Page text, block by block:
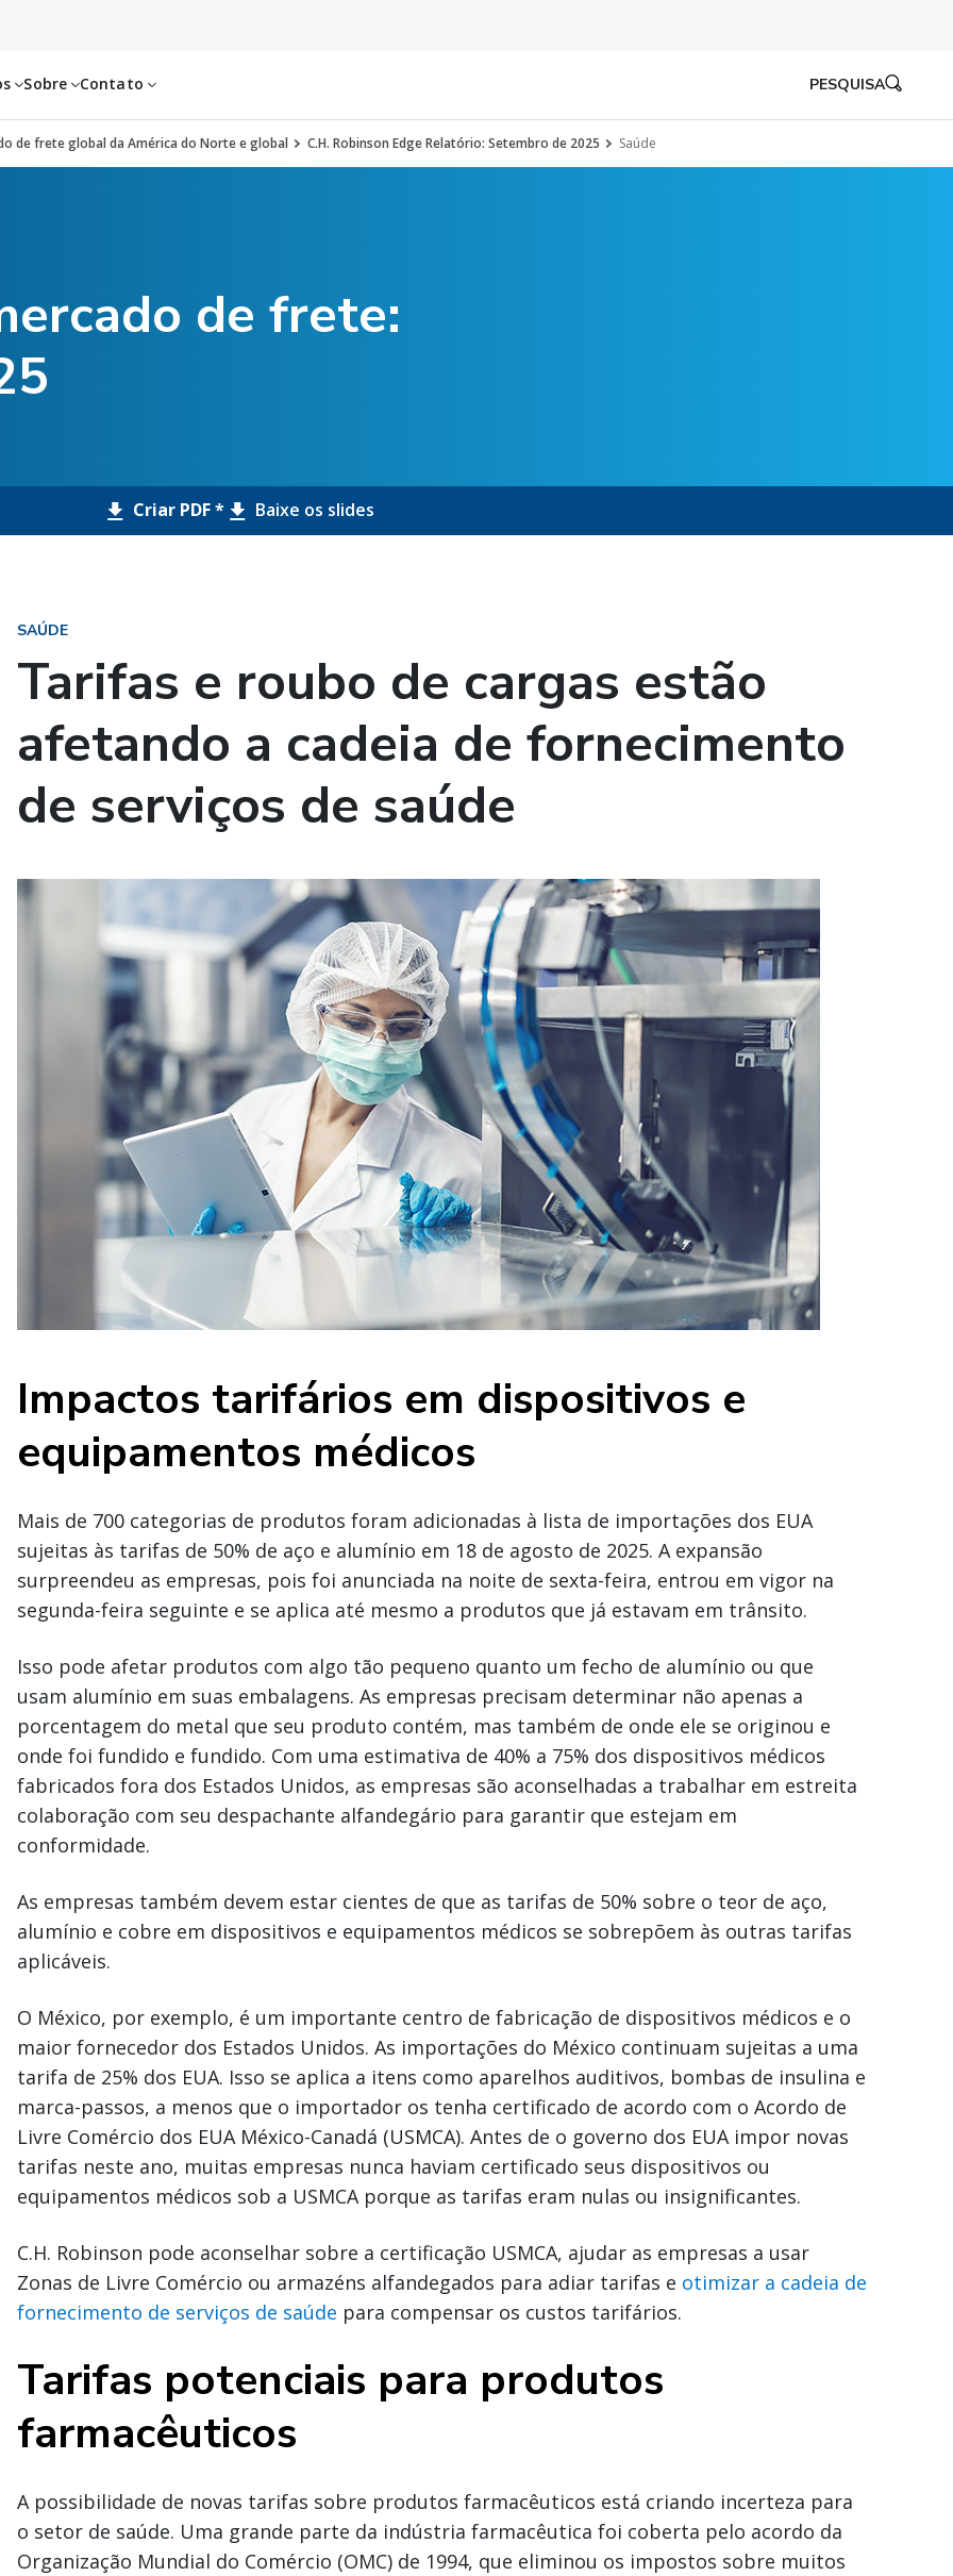
Sobre Contato PESQUISA
de frete global da América do Norte e global C.H. Robinson Edge Relatório: Setembro de 2025 Saúde
de frete:
Criar PDF * Baixe os slides
SAÚDE
Tarifas e roubo de cargas estão
afetando a cadeia de fornecimento
de serviços de saúde
Impactos tarifários em dispositivos e
equipamentos médicos
Mais de 700 categorias de produtos foram adicionadas à lista de importações dos EUA
sujeitas às tarifas de 50% de aço e alumínio em 18 de agosto de 2025. A expansão
surpreendeu as empresas, pois foi anunciada na noite de sexta-feira, entrou em vigor na
segunda-feira seguinte e se aplica até mesmo a produtos que já estavam em trânsito.
Isso pode afetar produtos com algo tão pequeno quanto um fecho de alumínio ou que
usam alumínio em suas embalagens. As empresas precisam determinar não apenas a
porcentagem do metal que seu produto contém, mas também de onde ele se originou e
onde foi fundido e fundido. Com uma estimativa de 40% a 75% dos dispositivos médicos
fabricados fora dos Estados Unidos, as empresas são aconselhadas a trabalhar em estreita
colaboração com seu despachante alfandegário para garantir que estejam em
conformidade.
As empresas também devem estar cientes de que as tarifas de 50% sobre o teor de aço,
alumínio e cobre em dispositivos e equipamentos médicos se sobrepõem às outras tarifas
aplicáveis.
O México, por exemplo, é um importante centro de fabricação de dispositivos médicos e o
maior fornecedor dos Estados Unidos. As importações do México continuam sujeitas a uma
tarifa de 25% dos EUA. Isso se aplica a itens como aparelhos auditivos, bombas de insulina e
marca-passos, a menos que o importador os tenha certificado de acordo com o Acordo de
Livre Comércio dos EUA México-Canadá (USMCA). Antes de o governo dos EUA impor novas
tarifas neste ano, muitas empresas nunca haviam certificado seus dispositivos ou
equipamentos médicos sob a USMCA porque as tarifas eram nulas ou insignificantes.
C.H. Robinson pode aconselhar sobre a certificação USMCA, ajudar as empresas a usar
Zonas de Livre Comércio ou armazéns alfandegados para adiar tarifas e otimizar a cadeia de
fornecimento de serviços de saúde para compensar os custos tarifários.
Tarifas potenciais para produtos
farmacêuticos
A possibilidade de novas tarifas sobre produtos farmacêuticos está criando incerteza para
o setor de saúde. Uma grande parte da indústria farmacêutica foi coberta pelo acordo da
Organização Mundial do Comércio (OMC) de 1994, que eliminou os impostos sobre muitos